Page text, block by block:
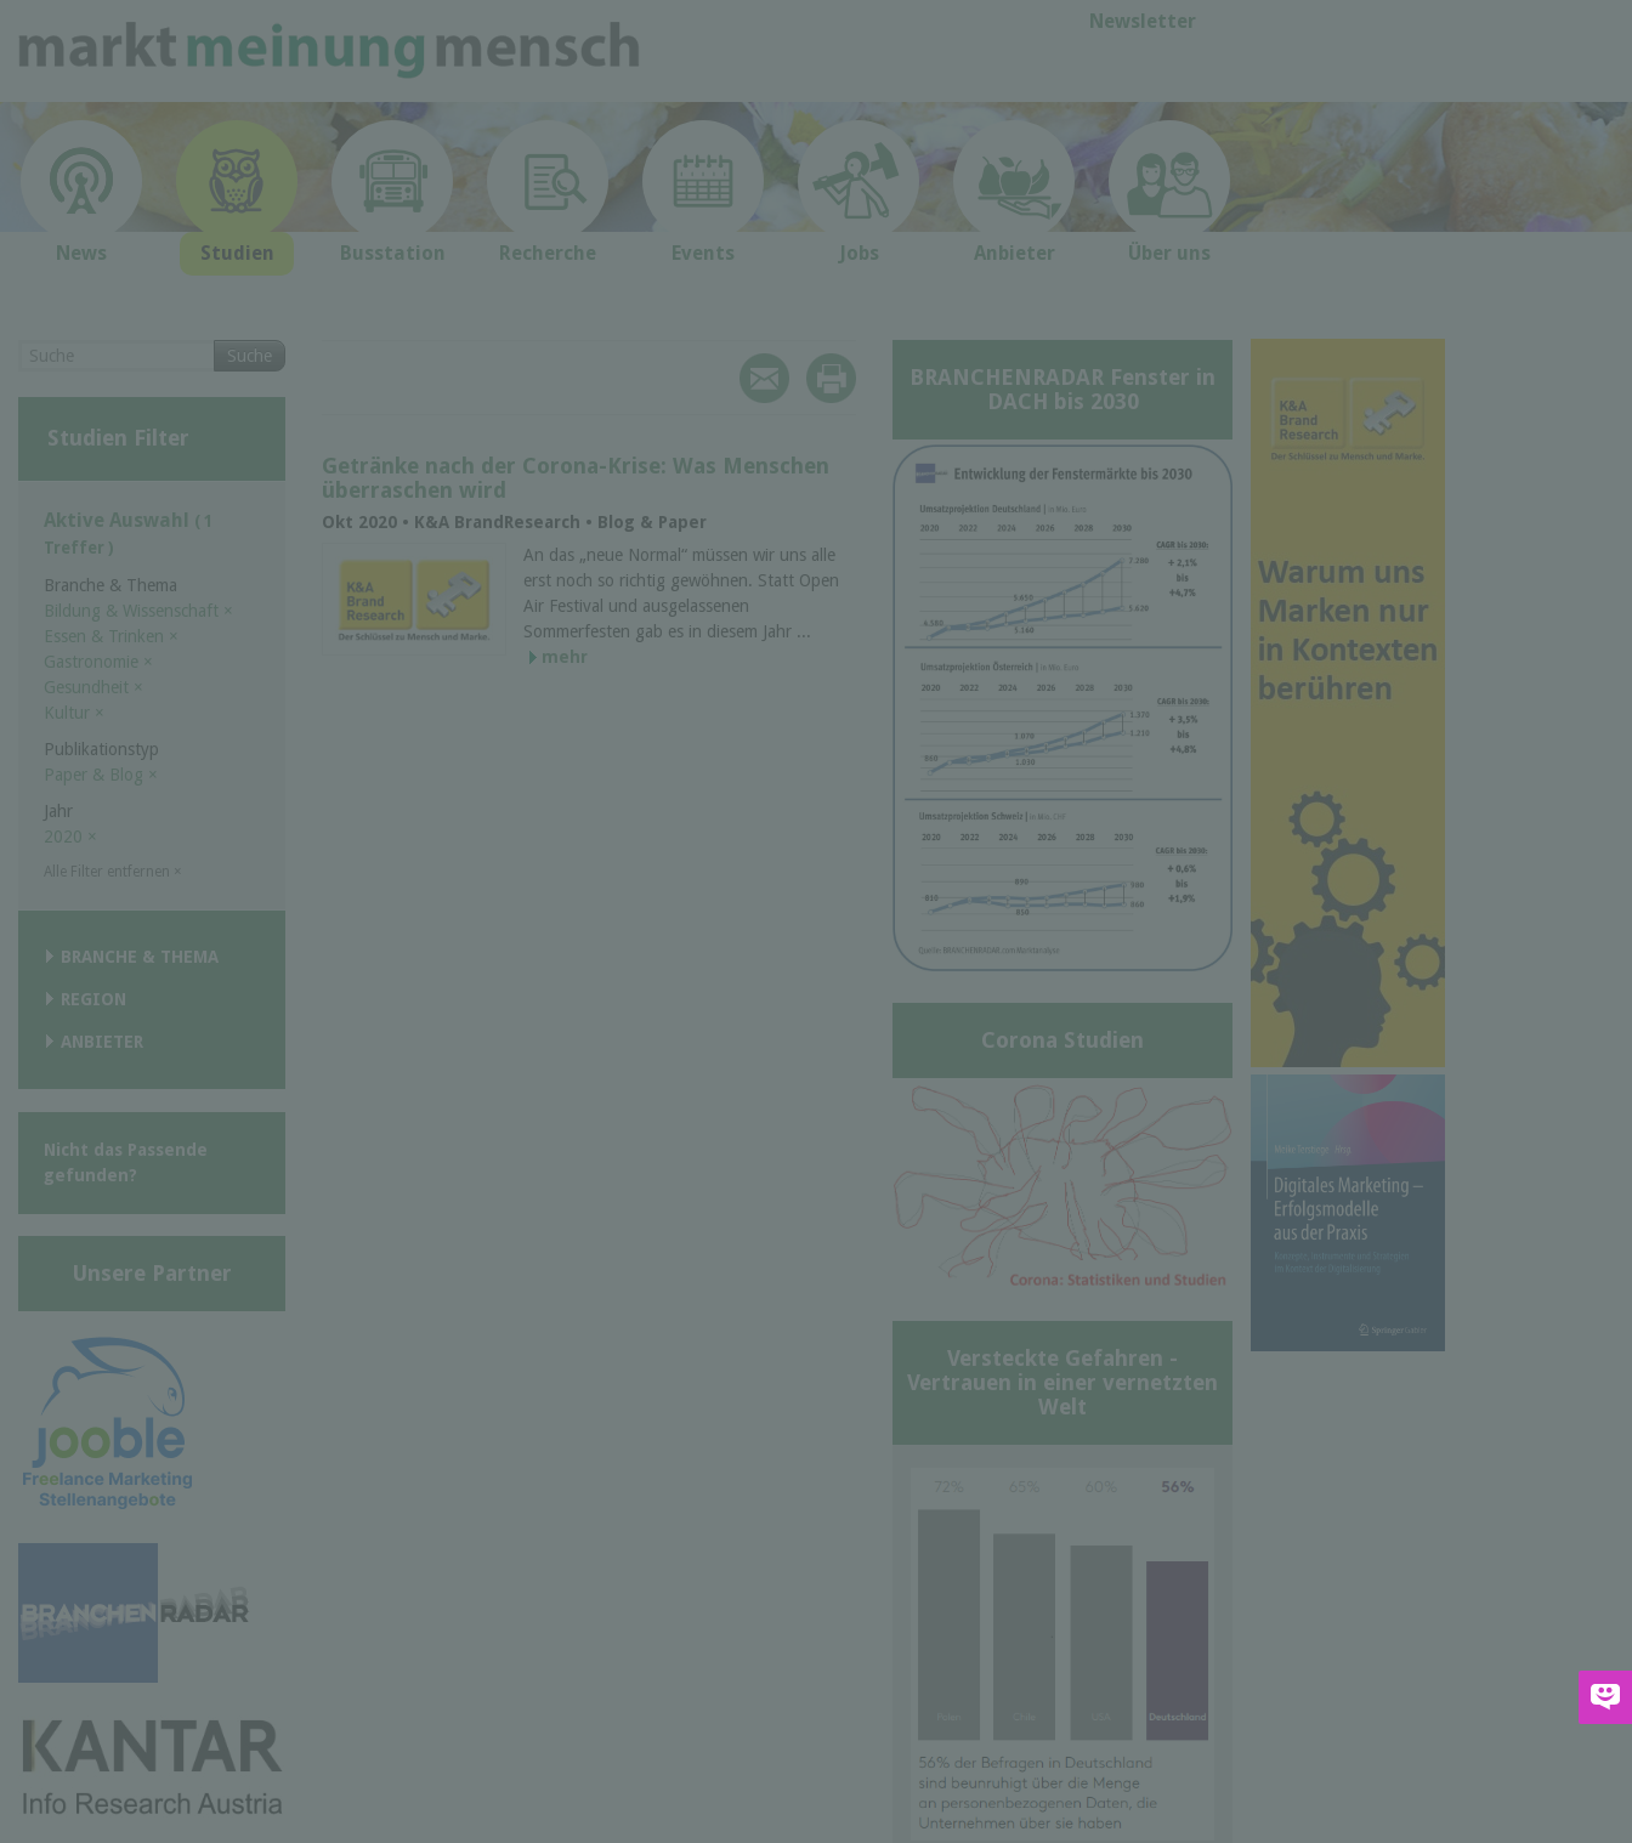
Newsletter
News Studien Busstation Recherche Events Jobs Anbieter Über uns
Getränke nach der Corona-Krise: Was Menschen
überraschen wird
Okt 2020 • K&A BrandResearch • Blog & Paper
An das „neue Normal“ müssen wir uns alle
erst noch so richtig gewöhnen. Statt Open
Air Festival und ausgelassenen
Sommerfesten gab es in diesem Jahr ...
mehr
Suche
Studien Filter
Aktive Auswahl ( 1
Treffer )
Branche & Thema
Bildung & Wissenschaft ×
Essen & Trinken ×
Gastronomie ×
Gesundheit ×
Kultur
×
Publikationstyp
Paper & Blog ×
Jahr
2020 ×
BRANCHE & THEMA
REGION
ANBIETER
Nicht das Passende
gefunden?
Unsere Partner
BRANCHENRADAR Fenster in
DACH bis 2030
Corona Studien
Versteckte Gefahren -
Vertrauen in einer vernetzten
Welt